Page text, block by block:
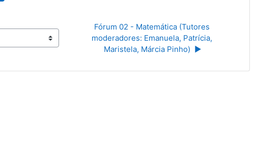
Fórum 02 - Matemática (Tutores
moderadores: Emanuela, Patrícia,
Maristela, Márcia Pinho)  ▶︎